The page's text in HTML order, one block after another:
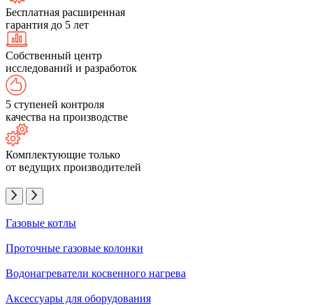
Бесплатная расширенная
гарантия до 5 лет
Собственный центр
исследований и разработок
5 ступеней контроля
качества на производстве
Комплектующие только
от ведущих производителей
Газовые котлы
Проточные газовые колонки
Водонагреватели косвенного нагрева
Аксессуары для оборудования